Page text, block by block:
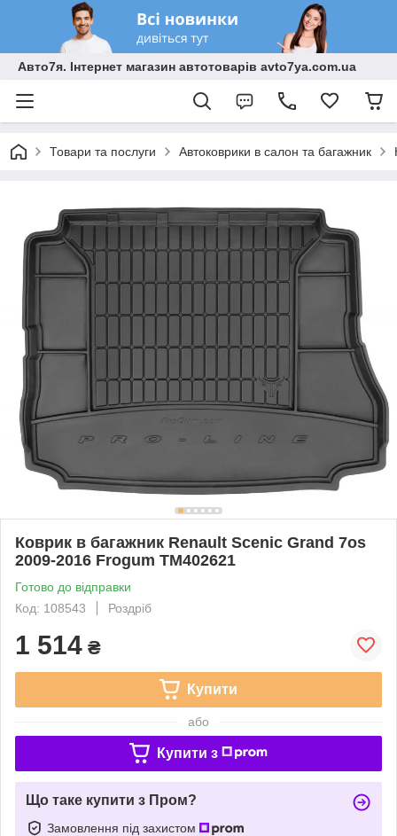
Авто7я. Інтернет магазин автотоварів avto7ya.com.ua
Товари та послуги Автоковрики в салон та багажник
Коврик в багажник Renault Scenic Grand 7os
2009-2016 Frogum TM402621
Готово до відправки
Код: 108543
Роздріб
1 514 ₴
Купити
або
Купити з
Що таке купити з Пром?
Замовлення під захистом